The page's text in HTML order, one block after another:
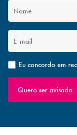
Eu concordo em
Quero ser avisado